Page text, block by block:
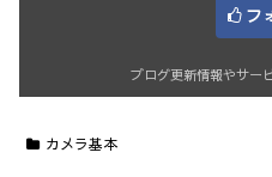
フ
ブログ更新情報やサー
カメラ基本